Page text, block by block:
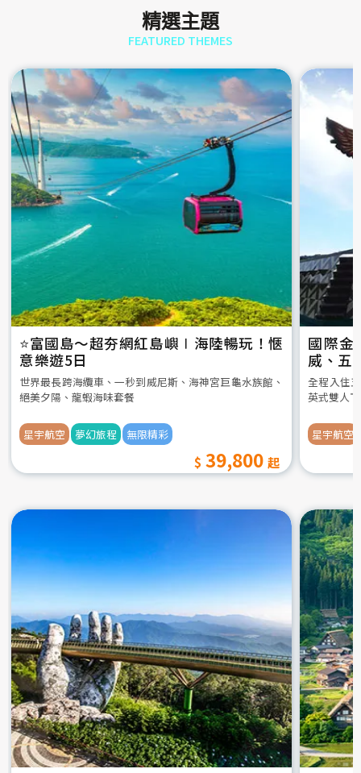
精選主題
FEATURED THEMES
⭐️富國島～超夯網紅島嶼∣海陸暢玩！愜
意樂遊5日
世界最長跨海纜車、一秒到威尼斯、海神宮巨龜水族館、
絕美夕陽、龍蝦海味套餐
星宇航空 夢幻旅程 無限精彩
39,800
國際金
威、五
全程入住
英式雙人
星宇航空